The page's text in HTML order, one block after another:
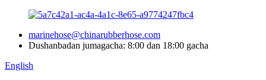
marinehose@chinarubberhose.com
Dushanbadan jumagacha: 8:00 dan 18:00 gacha
English